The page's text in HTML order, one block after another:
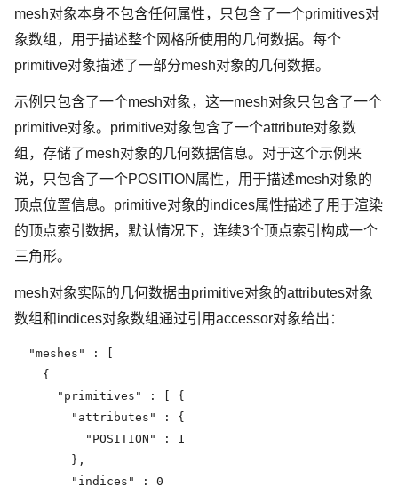
mesh对象本身不包含任何属性，只包含了一个primitives对
象数组，用于描述整个网格所使用的几何数据。每个
primitive对象描述了一部分mesh对象的几何数据。
示例只包含了一个mesh对象，这一mesh对象只包含了一个
primitive对象。primitive对象包含了一个attribute对象数
组，存储了mesh对象的几何数据信息。对于这个示例来
说，只包含了一个POSITION属性，用于描述mesh对象的
顶点位置信息。primitive对象的indices属性描述了用于渲染
的顶点索引数据，默认情况下，连续3个顶点索引构成一个
三角形。
mesh对象实际的几何数据由primitive对象的attributes对象
数组和indices对象数组通过引用accessor对象给出：
  "meshes" : [
    {
      "primitives" : [ {
        "attributes" : {
          "POSITION" : 1
        },
        "indices" : 0